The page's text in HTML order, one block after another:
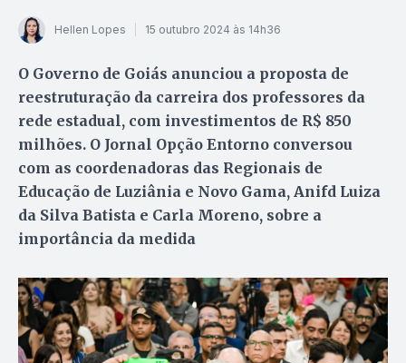
Hellen Lopes 15 outubro 2024 às 14h36
O Governo de Goiás anunciou a proposta de
reestruturação da carreira dos professores da
rede estadual, com investimentos de R$ 850
milhões. O Jornal Opção Entorno conversou
com as coordenadoras das Regionais de
Educação de Luziânia e Novo Gama, Anifd Luiza
da Silva Batista e Carla Moreno, sobre a
importância da medida